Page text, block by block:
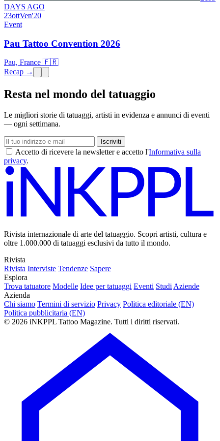
DAYS AGO
23ottVen'20
Event
Pau Tattoo Convention 2026
Pau, France 🇫🇷
Recap →
Resta nel mondo del tatuaggio
Le migliori storie di tatuaggi, artisti in evidenza e annunci di eventi
— ogni settimana.
Iscriviti
Accetto di ricevere la newsletter e accetto l'Informativa sulla
privacy.
Rivista internazionale di arte del tatuaggio. Scopri artisti, cultura e
oltre 1.000.000 di tatuaggi esclusivi da tutto il mondo.
Rivista
Rivista Interviste Tendenze Sapere
Esplora
Trova tatuatore Modelle Idee per tatuaggi Eventi Studi Aziende
Azienda
Chi siamo Termini di servizio Privacy Politica editoriale (EN)
Politica pubblicitaria (EN)
© 2026 iNKPPL Tattoo Magazine. Tutti i diritti riservati.